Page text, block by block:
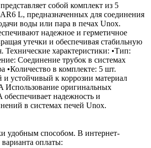
собой комплект из 5
L, предназначенных для соединения
воды или пара в печах Unox.
надежное и герметичное
утечки и обеспечивая стабильную
Технические характеристики: •Тип:
Соединение трубок в системах
•Количество в комплекте: 5 шт.
устойчивый к коррозии материал
Использование оригинальных
надежность и
в системах печей Unox.
удобным способом. В интернет-
оплаты: